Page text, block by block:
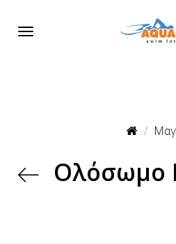
Ολόσωμο